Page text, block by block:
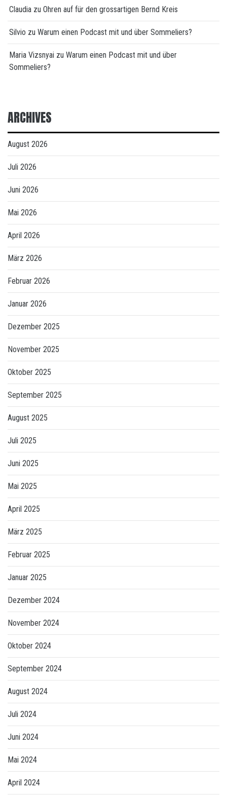
Claudia zu Ohren auf für den grossartigen Bernd Kreis
Silvio zu Warum einen Podcast mit und über Sommeliers?
Maria Vizsnyai zu Warum einen Podcast mit und über
Sommeliers?
ARCHIVES
August 2026
Juli 2026
Juni 2026
Mai 2026
April 2026
März 2026
Februar 2026
Januar 2026
Dezember 2025
November 2025
Oktober 2025
September 2025
August 2025
Juli 2025
Juni 2025
Mai 2025
April 2025
März 2025
Februar 2025
Januar 2025
Dezember 2024
November 2024
Oktober 2024
September 2024
August 2024
Juli 2024
Juni 2024
Mai 2024
April 2024